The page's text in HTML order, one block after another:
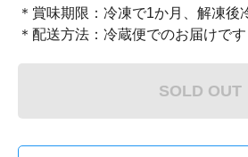
＊賞味期限：冷凍で1か月、解凍後
＊配送方法：冷蔵便でのお届けです
SOLD OUT